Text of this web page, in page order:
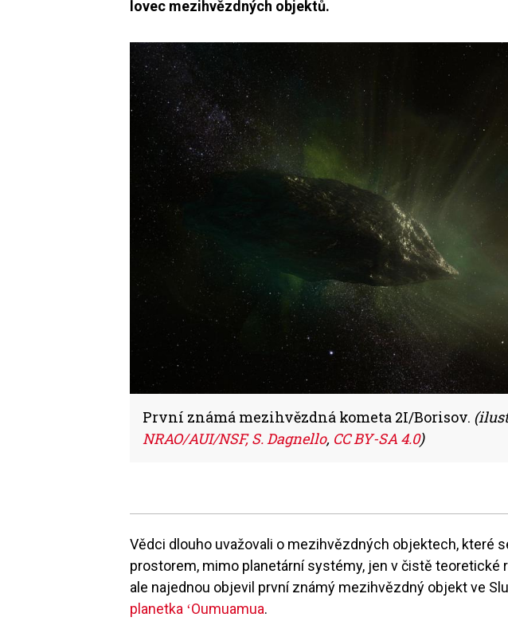
lovec mezihvězdných objektů.
První známá mezihvězdná kometa 2I/Borisov.
NRAO/AUI/NSF, S. Dagnello, CC BY-SA 4.0)
Vědci dlouho uvažovali o mezihvězdných objektech, které
prostorem, mimo planetární systémy, jen v čistě teoretické
ale najednou objevil první známý mezihvězdný objekt ve
planetka ʻOumuamua.